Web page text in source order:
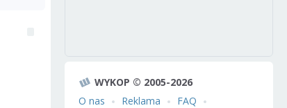
WYKOP © 2005-2026
O nas
Reklama
FAQ